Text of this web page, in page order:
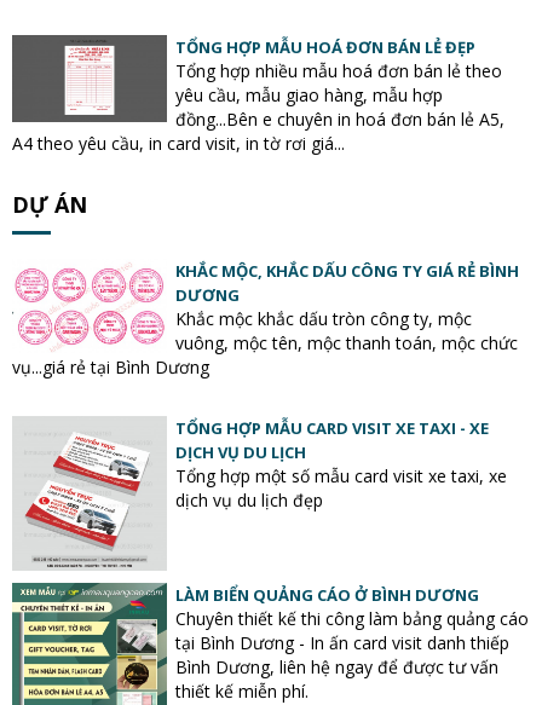
TỔNG HỢP MẪU HOÁ ĐƠN BÁN LẺ ĐẸP
Tổng hợp nhiều mẫu hoá đơn bán lẻ theo
yêu cầu, mẫu giao hàng, mẫu hợp
đồng...Bên e chuyên in hoá đơn bán lẻ A5,
A4 theo yêu cầu, in card visit, in tờ rơi giá...
DỰ ÁN
KHẮC MỘC, KHẮC DẤU CÔNG TY GIÁ RẺ BÌNH
DƯƠNG
Khắc mộc khắc dấu tròn công ty, mộc
vuông, mộc tên, mộc thanh toán, mộc chức
vụ...giá rẻ tại Bình Dương
TỔNG HỢP MẪU CARD VISIT XE TAXI - XE
DỊCH VỤ DU LỊCH
Tổng hợp một số mẫu card visit xe taxi, xe
dịch vụ du lịch đẹp
LÀM BIỂN QUẢNG CÁO Ở BÌNH DƯƠNG
Chuyên thiết kế thi công làm bảng quảng cáo
tại Bình Dương - In ấn card visit danh thiếp
Bình Dương, liên hệ ngay để được tư vấn
thiết kế miễn phí.